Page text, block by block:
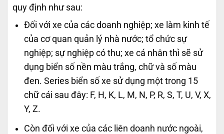
quy định như sau:
Đối với xe của các doanh nghiệp; xe làm kinh tế
của cơ quan quản lý nhà nước; tổ chức sự
nghiệp; sự nghiệp có thu; xe cá nhân thì sẽ sử
dụng biển số nền màu trắng, chữ và số màu
đen. Series biển số xe sử dụng một trong 15
chữ cái sau đây: F, H, K, L, M, N, P, R, S, T, U, V, X,
Y, Z.
Còn đối với xe của các liên doanh nước ngoài,